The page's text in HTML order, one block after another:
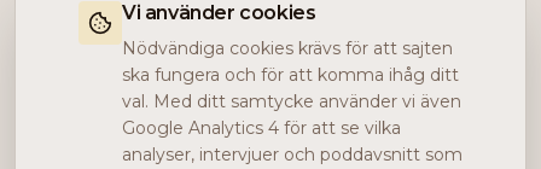
Vi använder cookies
Nödvändiga cookies krävs för att sajten
ska fungera och för att komma ihåg ditt
val. Med ditt samtycke använder vi även
Google Analytics 4 för att se vilka
analyser, intervjuer och poddavsnitt som